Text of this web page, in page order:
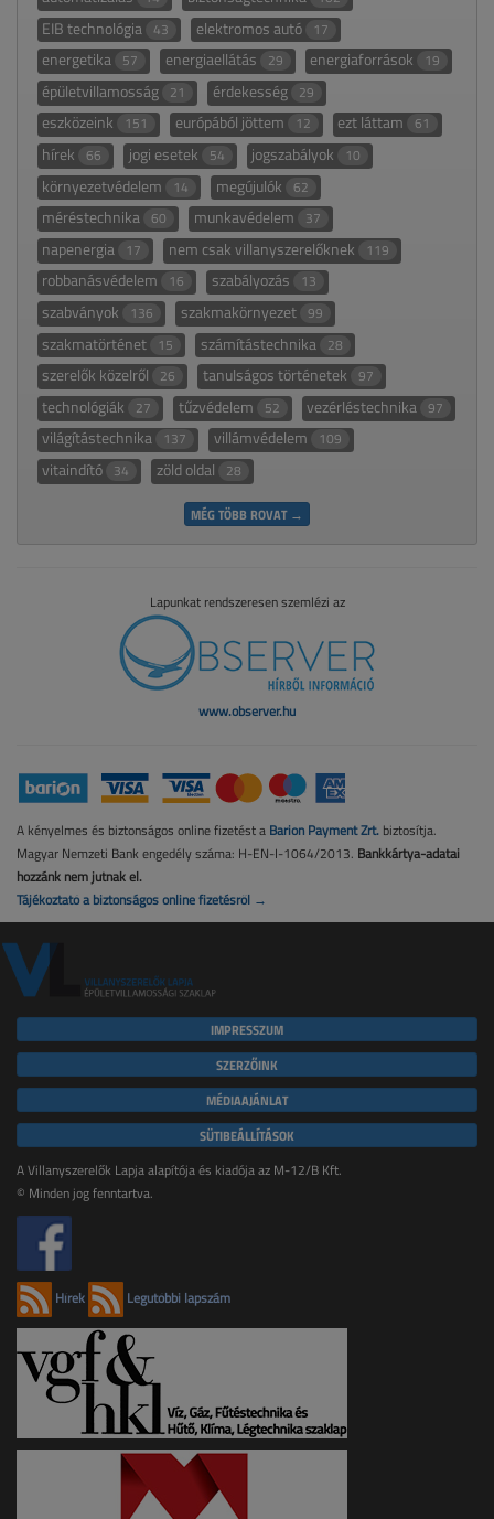
EIB technológia 43 elektromos autó 17
energetika 57 energiaellátás 29 energiaforrások 19
épületvillamosság 21 érdekesség 29
eszközeink 151 európából jöttem 12 ezt láttam 61
hírek 66 jogi esetek 54 jogszabályok 10
környezetvédelem 14 megújulók 62
méréstechnika 60 munkavédelem 37
napenergia 17 nem csak villanyszerelőknek 119
robbanásvédelem 16 szabályozás 13
szabványok 136 szakmakörnyezet 99
szakmatörténet 15 számítástechnika 28
szerelők közelről 26 tanulságos történetek 97
technológiák 27 tűzvédelem 52 vezérléstechnika 97
világítástechnika 137 villámvédelem 109
vitaindító 34 zöld oldal 28
MÉG TÖBB ROVAT →
Lapunkat rendszeresen szemlézi az
www.observer.hu
A kényelmes és biztonságos online fizetést a Barion Payment Zrt. biztosítja.
Magyar Nemzeti Bank engedély száma: H-EN-I-1064/2013. Bankkártya-adatai
hozzánk nem jutnak el.
Tájékoztató a biztonságos online fizetésről →
IMPRESSZUM
SZERZŐINK
MÉDIAAJÁNLAT
SÜTIBEÁLLÍTÁSOK
A Villanyszerelők Lapja alapítója és kiadója az M-12/B Kft.
© Minden jog fenntartva.
Hírek Legutóbbi lapszám